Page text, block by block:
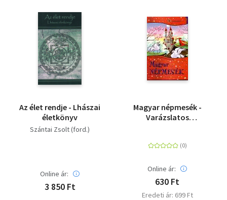
Történelem
Az élet rendje - Lhászai
életkönyv
Szántai Zsolt (ford.)
Online ár:
3 850 Ft
Magyar népmesék -
Varázslatos
Online ár:
630 Ft
Eredeti ár: 699 Ft